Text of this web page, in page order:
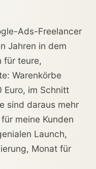
Ads-Freelancer
Jahren in dem
für teure,
Warenkörbe
im Schnitt
sind daraus mehr
meine Kunden
Launch,
Monat für